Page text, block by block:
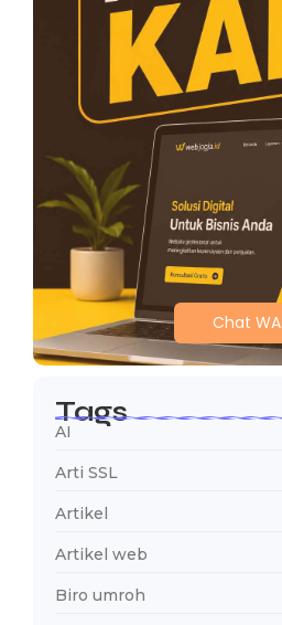
Chat WA
Tags
AI
Arti SSL
Artikel
Artikel web
Biro umroh